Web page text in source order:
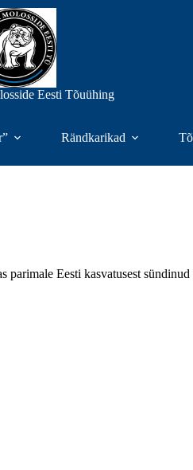
Eesti Tõuühing
Rändkarikad
Eesti kasvatusest